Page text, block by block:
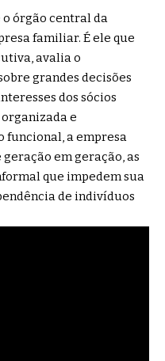
o órgão central da
familiar. É ele que
avalia o
grandes decisões
dos sócios
e
funcional, a empresa
em geração, as
que impedem sua
de indivíduos